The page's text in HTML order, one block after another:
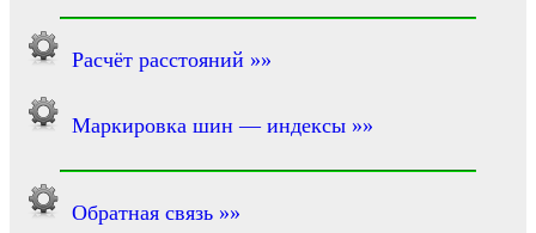
Расчёт расстояний »»
Маркировка шин — индексы »»
Обратная связь »»